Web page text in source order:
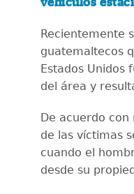
vehículos
Recientemente
guatemaltecos
Estados Unidos
del área y
De acuerdo con
de las víctimas
cuando el
desde su